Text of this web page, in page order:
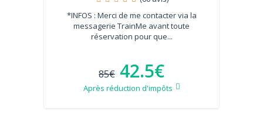
*INFOS : Merci de me contacter via la
messagerie TrainMe avant toute
réservation pour que...
85€ 42.5€
Après réduction d'impôts